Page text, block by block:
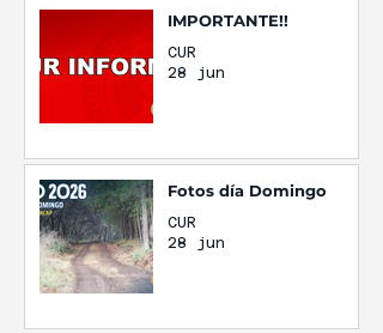
IMPORTANTE!!
CUR
28 jun
Fotos día Domingo
CUR
28 jun